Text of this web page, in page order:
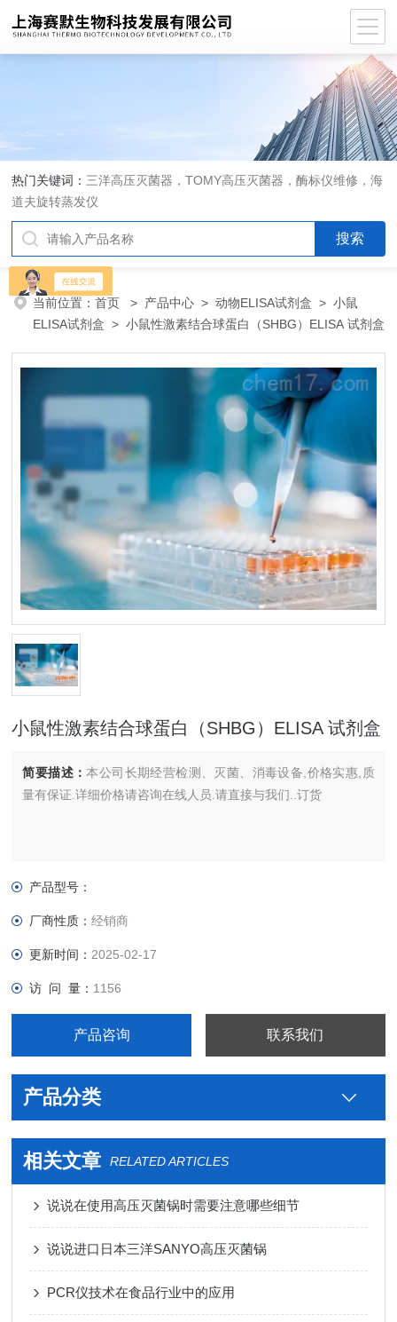
热门关键词： 三洋高压灭菌器，TOMY高压灭菌器，酶标仪维修，海
道夫旋转蒸发仪
当前位置：首页 > 产品中心 >动物ELISA试剂盒 >小鼠
ELISA试剂盒 > 小鼠性激素结合球蛋白（SHBG）ELISA 试剂盒
小鼠性激素结合球蛋白（SHBG）ELISA 试剂盒
简要描述：本公司长期经营检测、灭菌、消毒设备,价格实惠,质
量有保证.详细价格请咨询在线人员.请直接与我们..订货
产品型号：
厂商性质：经销商
更新时间： 2025-02-17
访 问 量： 1156
产品咨询 联系我们
产品分类
相关文章 RELATED ARTICLES
说说在使用高压灭菌锅时需要注意哪些细节
说说进口日本三洋SANYO高压灭菌锅
PCR仪技术在食品行业中的应用